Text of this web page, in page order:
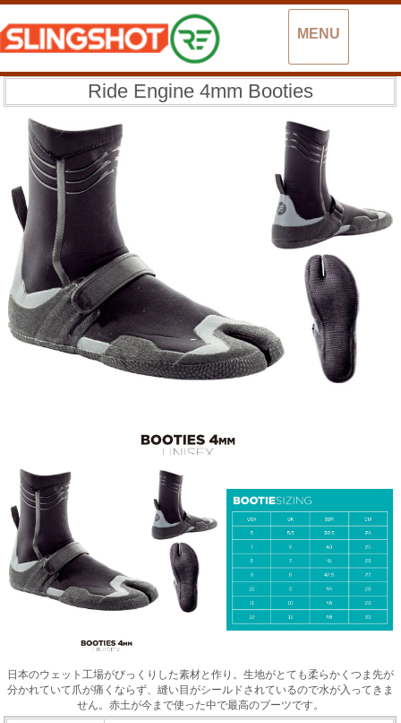
MENU
Ride Engine 4mm Booties
日本のウェット工場がびっくりした素材と作り。生地がとても柔らかくつま先が
分かれていて爪が痛くならず、縫い目がシールドされているので水が入ってきま
せん。赤土が今まで使った中で最高のブーツです。